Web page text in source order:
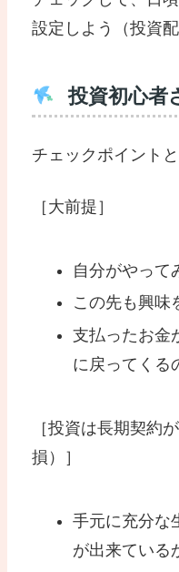
設定しよう（投資配
投資初心
チェックポイント
［大前提］
自分がやって
この先も興味
支払ったお金
に戻ってくる
［投資は長期契約
損）］
手元に充分な
が出来ている